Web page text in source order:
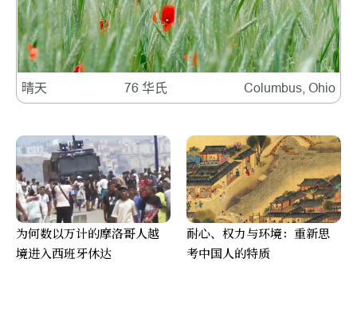
晴天 76 华氏 Columbus, Ohio
为何数以万计的摩洛哥人越
境进入西班牙休达
耐心、权力与环境：重新思
考中国人的特质